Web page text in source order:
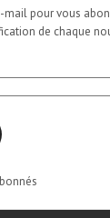
mail pour vous
de chaque